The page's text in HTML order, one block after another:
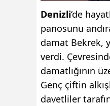
Denizli‘de
panosunu
damat Bekrek,
verdi.
damatlığının
Genç çiftin
davetliler